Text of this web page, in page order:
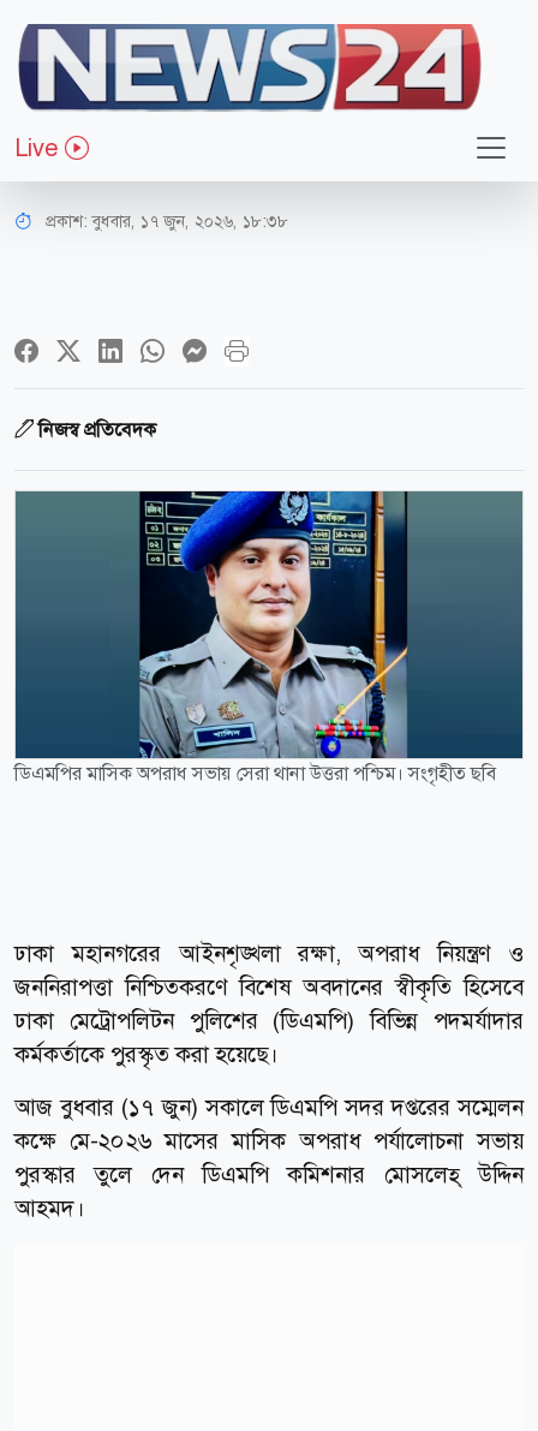
Live
রাজধানী
ডিএমপির মাসিক অপরাধ সভায় সেরা
থানা উত্তরা পশ্চিম
প্রকাশ:বুধবার, ১৭ জুন, ২০২৬, ১৮:৩৮
নিজস্ব প্রতিবেদক
ডিএমপির মাসিক অপরাধ সভায় সেরা থানা উত্তরা পশ্চিম। সংগৃহীত ছবি
ঢাকা মহানগরের আইনশৃঙ্খলা রক্ষা, অপরাধ নিয়ন্ত্রণ ও
জননিরাপত্তা নিশ্চিতকরণে বিশেষ অবদানের স্বীকৃতি হিসেবে
ঢাকা মেট্রোপলিটন পুলিশের (ডিএমপি) বিভিন্ন পদমর্যাদার
কর্মকর্তাকে পুরস্কৃত করা হয়েছে।
আজ বুধবার (১৭ জুন) সকালে ডিএমপি সদর দপ্তরের সম্মেলন
কক্ষে মে-২০২৬ মাসের মাসিক অপরাধ পর্যালোচনা সভায়
পুরস্কার তুলে দেন ডিএমপি কমিশনার মোসলেহ্ উদ্দিন
আহমদ।